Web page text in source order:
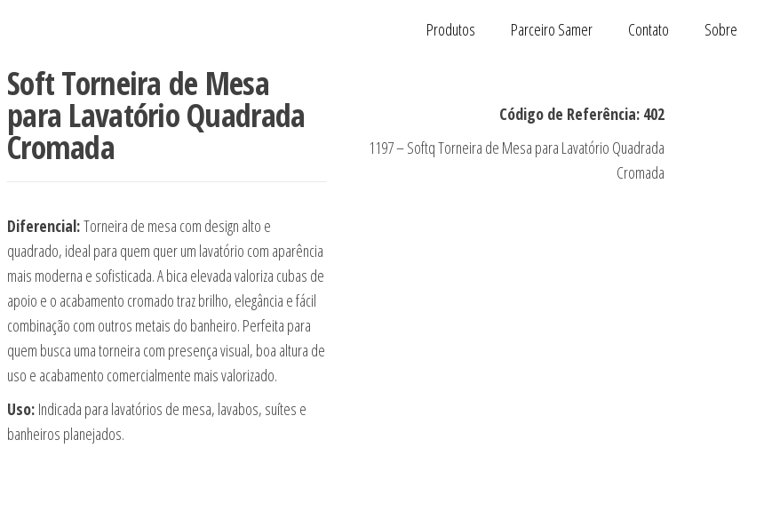
Produtos Parceiro Samer Contato Sobre
Soft Torneira de Mesa
para Lavatório Quadrada
Cromada
Diferencial:Torneira de mesa com design alto e
quadrado, ideal para quem quer um lavatório com aparência
mais moderna e sofisticada. A bica elevada valoriza cubas de
apoio e o acabamento cromado traz brilho, elegância e fácil
combinação com outros metais do banheiro. Perfeita para
quem busca uma torneira com presença visual, boa altura de
uso e acabamento comercialmente mais valorizado.
Uso: Indicada para lavatórios de mesa, lavabos, suítes e
banheiros planejados.
Código de Referência: 402
1197 – Softq Torneira de Mesa para Lavatório Quadrada
Cromada